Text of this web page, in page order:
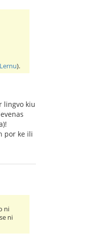
).
lingvo kiu
por ke ili
ni
ni